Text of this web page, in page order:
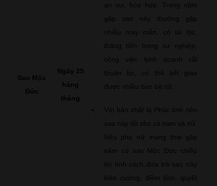
Sao Mộc
Đức
Ngày 25
hàng
tháng
an vui, hòa hợp. Trong năm
gặp sao này thường gặp
nhiều may mắn, có tài lộc,
thăng tiến trong sự nghiệp,
công việc kinh doanh rất
thuận lợi, có thể kết giao
được nhiều bạn bè tốt.
Với bản chất là Phúc tinh nên
sao này tốt cho cả nam và nữ.
Nếu phụ nữ mang thai gặp
năm có sao Mộc Đức chiếu
thì tính cách đứa trẻ sau này
kiên cường, điềm tĩnh, quyết